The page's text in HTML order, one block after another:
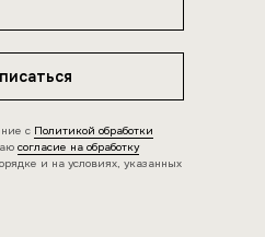
с Политикой обработки
согласие на обработку
и на условиях, указанных